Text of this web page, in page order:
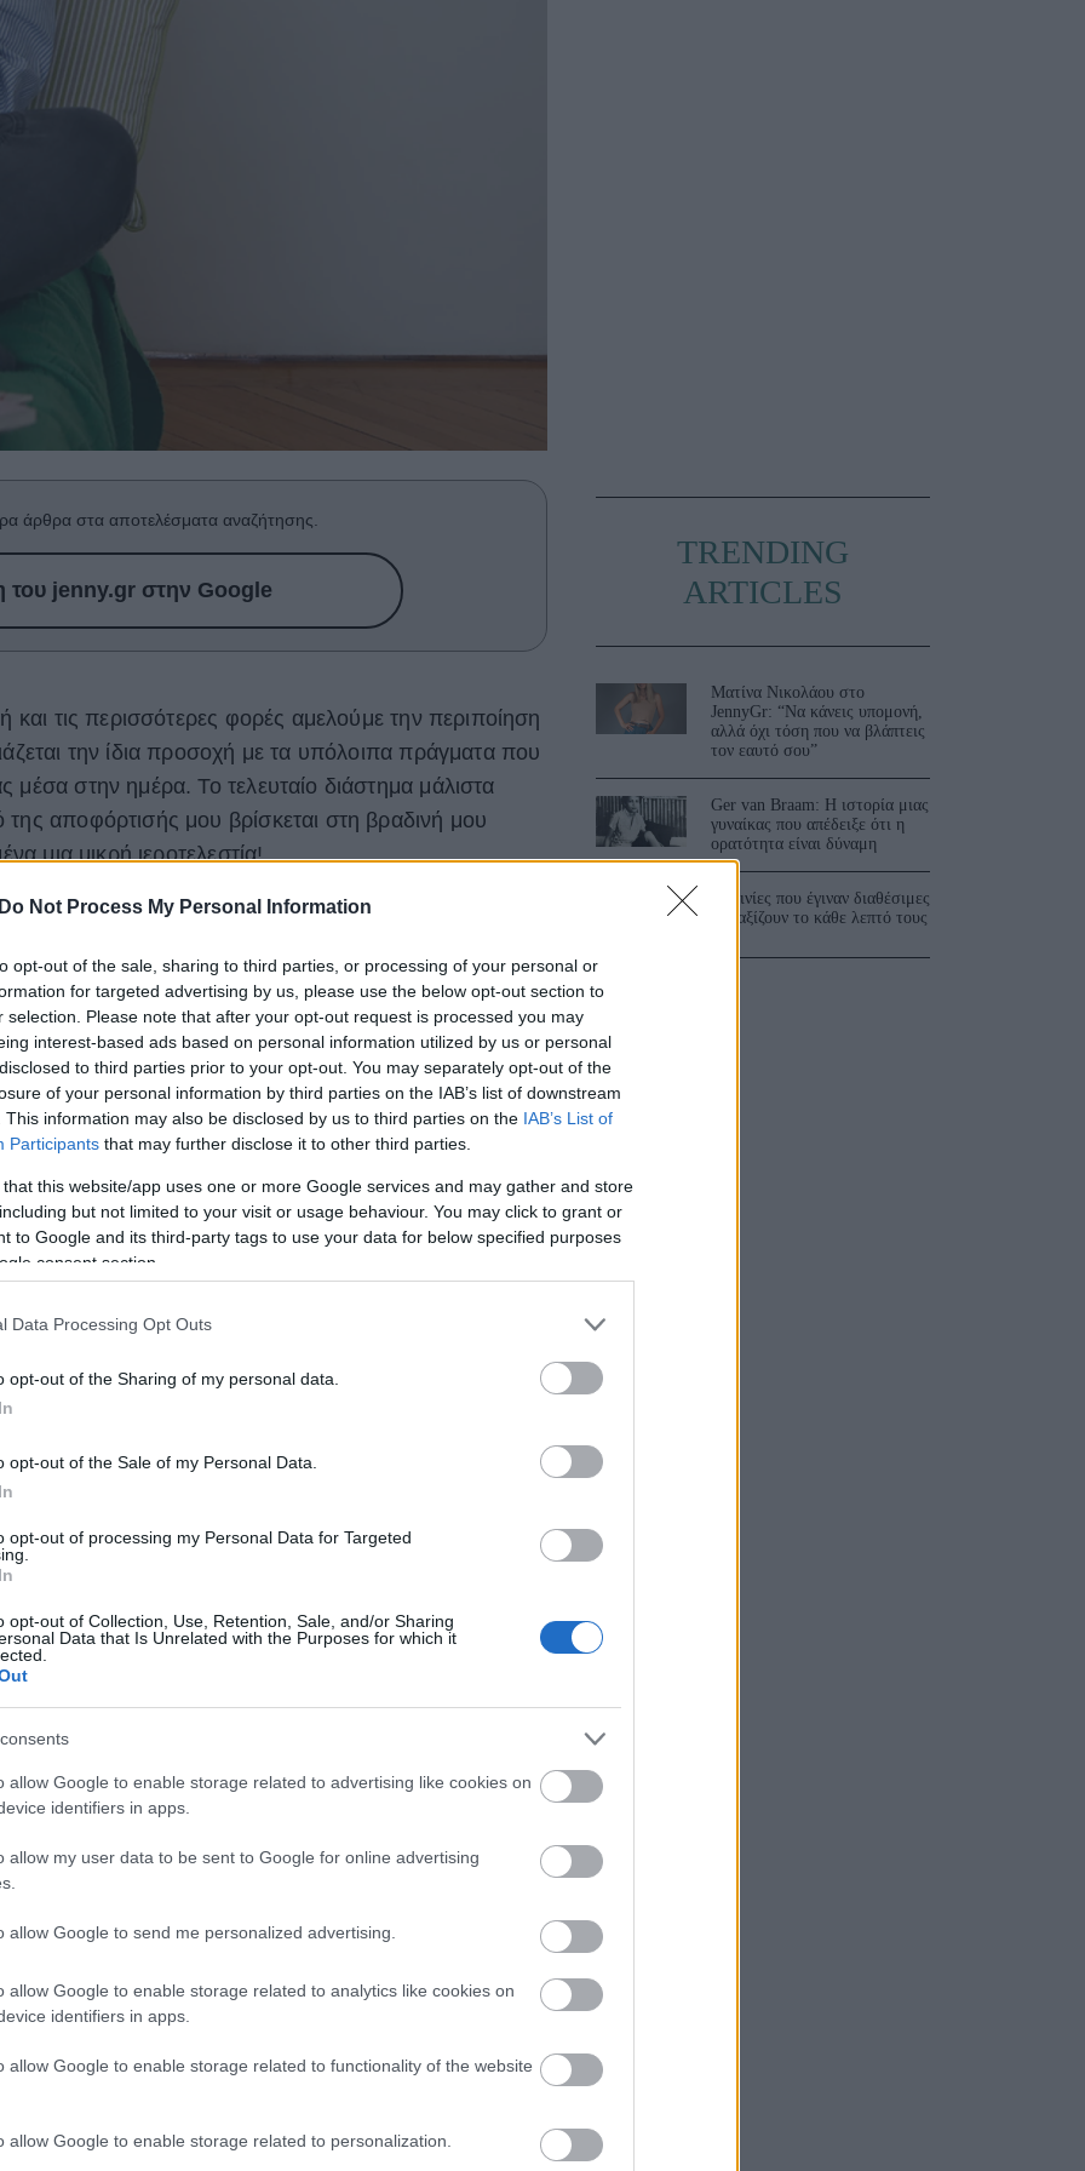
Do Not Process My Personal Information
opt-out of the sale, sharing to third parties, or processing of your personal or
for targeted advertising by us, please use the below opt-out section to
selection. Please note that after your opt-out request is processed you may
interest-based ads based on personal information utilized by us or personal
to third parties prior to your opt-out. You may separately opt-out of the
of your personal information by third parties on the IAB’s list of downstream
This information may also be disclosed by us to third parties on the IAB’s List of
Participants that may further disclose it to other third parties.
that this website/app uses one or more Google services and may gather and store
but not limited to your visit or usage behaviour. You may click to grant or
to Google and its third-party tags to use your data for below specified purposes
consent section.
Data Processing Opt Outs
opt-out of the Sharing of my personal data.
opt-out of the Sale of my Personal Data.
opt-out of processing my Personal Data for Targeted
opt-out of Collection, Use, Retention, Sale, and/or Sharing
Data that Is Unrelated with the Purposes for which it
allow Google to enable storage related to advertising like cookies on
identifiers in apps.
allow my user data to be sent to Google for online advertising
allow Google to send me personalized advertising.
allow Google to enable storage related to analytics like cookies on
identifiers in apps.
allow Google to enable storage related to functionality of the website
allow Google to enable storage related to personalization.
άρθρα στα αποτελέσματα αναζήτησης.
του jenny.gr στην Google
και τις περισσότερες φορές αμελούμε την περιποίηση
την ίδια προσοχή με τα υπόλοιπα πράγματα που
μέσα στην ημέρα. Το τελευταίο διάστημα μάλιστα
αποφόρτισής μου βρίσκεται στη βραδινή μου
μια μικρή ιεροτελεστία!
γρήγορο ντουζ. Έπειτα φοράω τις άνετες πιτζάμες
τσάι που θα μου προσφέρει την απόλυτη
την αγαπημένη μου συνήθεια – που οι φίλες
μιλάω για αυτή, αλλά εγώ επιμένω – τη βραδινή
επιδερμίδας, που μάλιστα ακολουθείται από πολλές
καθώς το βράδυ το δέρμα μας «εκτελεί»
αναγεννιούνται και παράγεται κολλαγόνο.
για να του δώσουμε το extra boost που χρειάζεται.
TRENDING
ARTICLES
Ματίνα Νικολάου στο
JennyGr: “Να κάνεις υπομονή,
αλλά όχι τόση που να βλάπτεις
τον εαυτό σου”
Ger van Braam: Η ιστορία μιας
γυναίκας που απέδειξε ότι η
ορατότητα είναι δύναμη
3 ταινίες που έγιναν διαθέσιμες
και αξίζουν το κάθε λεπτό τους